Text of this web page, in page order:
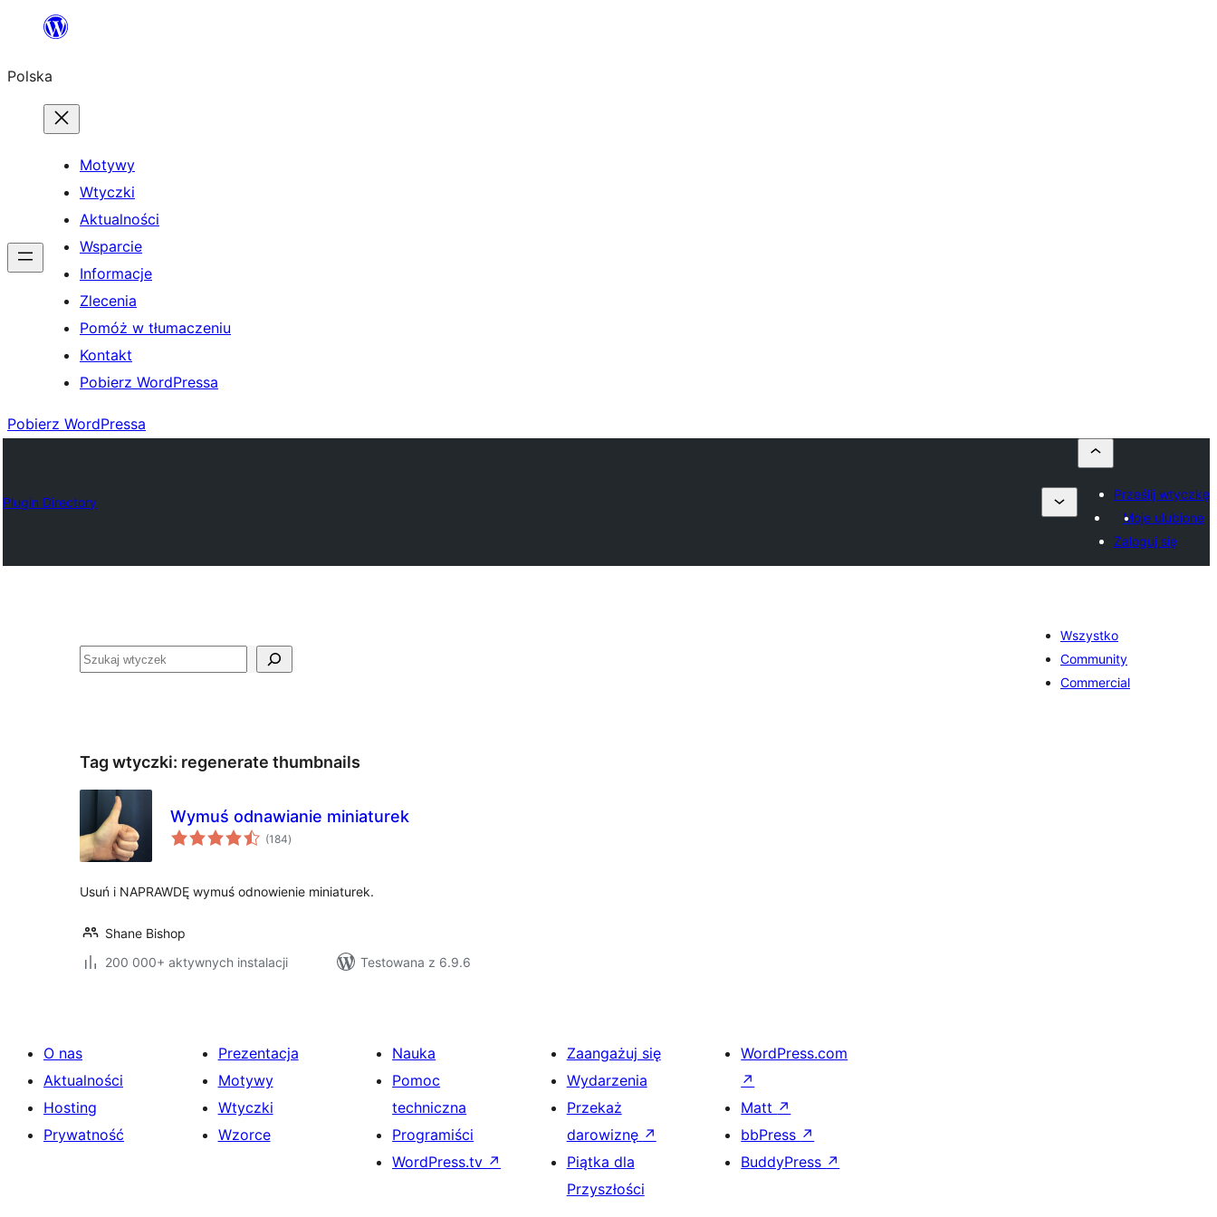
Przejdź
treści
Polska
Motywy
Wtyczki
Aktualności
Wsparcie
Informacje
Zlecenia
Pomóż w tłumaczeniu
Kontakt
Pobierz WordPressa
Pobierz WordPressa
Plugin Directory
Prześlij wtyczkę
Moje ulubione
Zaloguj się
Szukaj
Wszystko
Community
Commercial
Tag wtyczki: regenerate thumbnails
Wymuś odnawianie miniaturek
(184wszystkich
ocen
)
Usuń i NAPRAWDĘ wymuś odnowienie miniaturek.
Shane Bishop
200 000+ aktywnych instalacji
Testowana z 6.9.6
O nas
Aktualności
Hosting
Prywatność
Prezentacja
Motywy
Wtyczki
Wzorce
Nauka
Pomoc
techniczna
Programiści
WordPress.tv ↗
Zaangażuj się
Wydarzenia
Przekaż
darowiznę ↗
Piątka dla
Przyszłości
WordPress.com
↗
Matt ↗
bbPress ↗
BuddyPress ↗